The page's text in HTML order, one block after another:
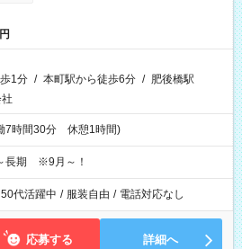
1分 / 本町駅から徒歩6分 / 肥後橋駅
7時間30分 休憩1時間)
長期 ※9月～！
代活躍中 / 服装自由 / 電話対応なし
応募する 詳細へ